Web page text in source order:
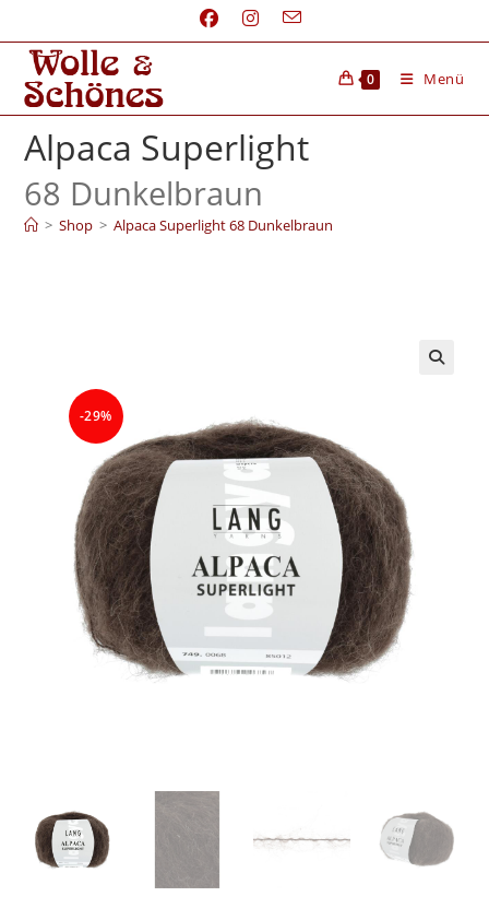
0 Menü
Alpaca Superlight
68 Dunkelbraun
> Shop > Alpaca Superlight 68 Dunkelbraun
-29%